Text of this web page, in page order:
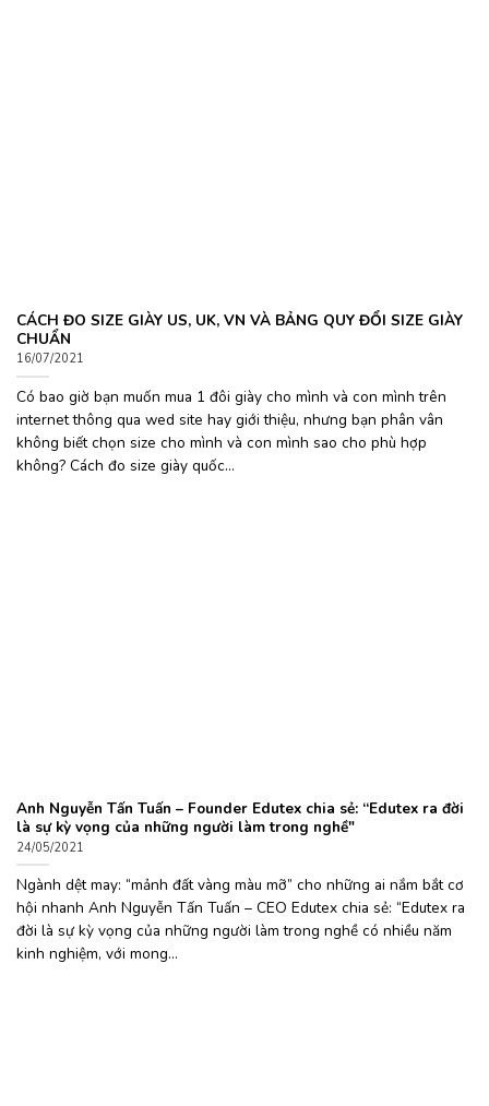
CÁCH ĐO SIZE GIÀY US, UK, VN VÀ BẢNG QUY ĐỔI SIZE GIÀY
CHUẨN
16/07/2021
Có bao giờ bạn muốn mua 1 đôi giày cho mình và con mình trên
internet thông qua wed site hay giới thiệu, nhưng bạn phân vân
không biết chọn size cho mình và con mình sao cho phù hợp
không? Cách đo size giày quốc...
Anh Nguyễn Tấn Tuấn – Founder Edutex chia sẻ: “Edutex ra đời
là sự kỳ vọng của những người làm trong nghề"
24/05/2021
Ngành dệt may: “mảnh đất vàng màu mỡ” cho những ai nắm bắt cơ
hội nhanh Anh Nguyễn Tấn Tuấn – CEO Edutex chia sẻ: “Edutex ra
đời là sự kỳ vọng của những người làm trong nghề có nhiều năm
kinh nghiệm, với mong...